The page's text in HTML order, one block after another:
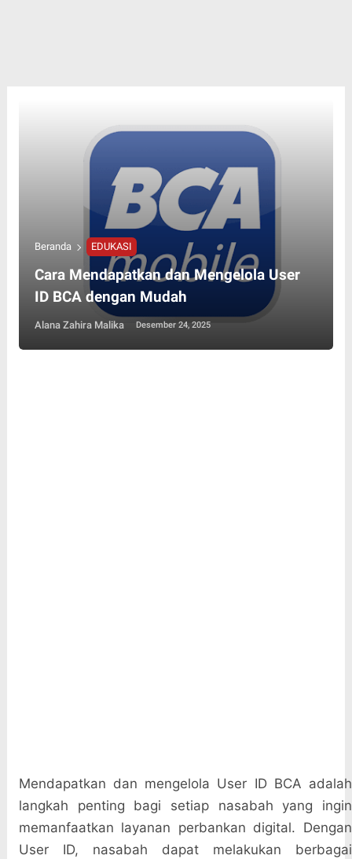
Beranda EDUKASI
Cara Mendapatkan dan Mengelola User
ID BCA dengan Mudah
Alana Zahira Malika Desember 24, 2025
Mendapatkan dan mengelola User ID BCA adalah
langkah penting bagi setiap nasabah yang ingin
memanfaatkan layanan perbankan digital. Dengan
User ID, nasabah dapat melakukan berbagai